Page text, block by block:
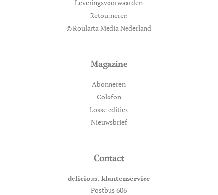
Leveringsvoorwaarden
Retourneren
© Roularta Media Nederland
Magazine
Abonneren
Colofon
Losse edities
Nieuwsbrief
Contact
delicious. klantenservice
Postbus 606